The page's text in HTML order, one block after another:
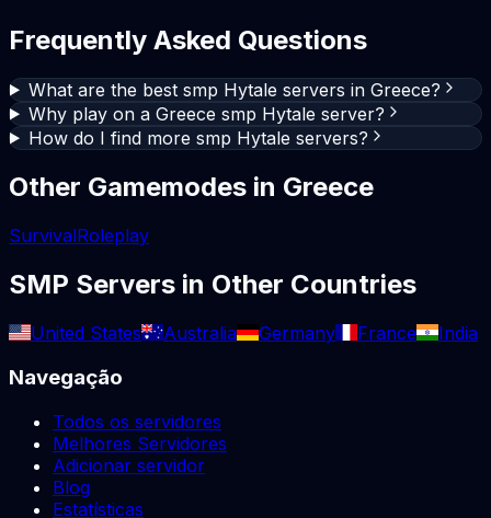
Frequently Asked Questions
What are the best smp Hytale servers in Greece?
Why play on a Greece smp Hytale server?
How do I find more smp Hytale servers?
Other Gamemodes in Greece
SurvivalRoleplay
SMP Servers in Other Countries
United States Australia Germany France India
Navegação
Todos os servidores
Melhores Servidores
Adicionar servidor
Blog
Estatísticas